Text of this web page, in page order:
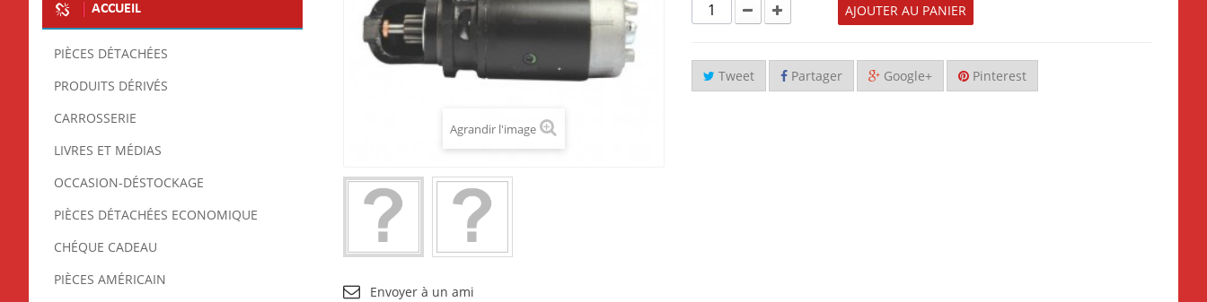
ACCUEIL
PIÈCES DÉTACHÉES
PRODUITS DÉRIVÉS
CARROSSERIE
LIVRES ET MÉDIAS
OCCASION-DÉSTOCKAGE
PIÈCES DÉTACHÉES ECONOMIQUE
CHÉQUE CADEAU
PIÈCES AMÉRICAIN
Agrandir l'image
Envoyer à un ami
AJOUTER AU PANIER
Tweet Partager Google+ Pinterest